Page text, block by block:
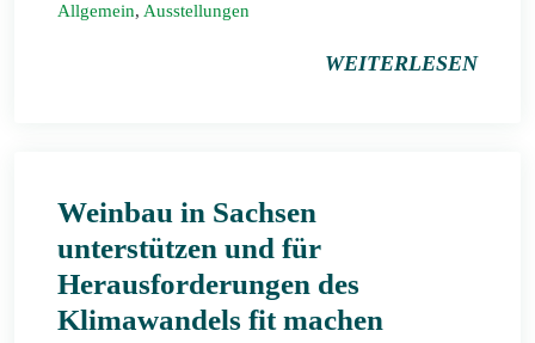
Allgemein, Ausstellungen
WEITERLESEN
Weinbau in Sachsen
unterstützen und für
Herausforderungen des
Klimawandels fit machen